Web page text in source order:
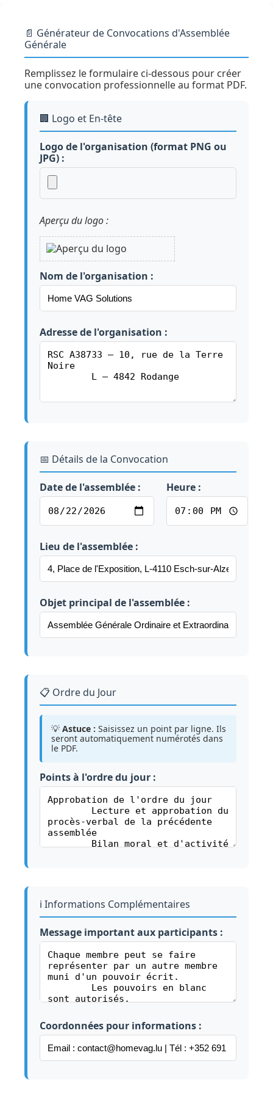
📄 Générateur de Convocations d'Assemblée
Générale
Remplissez le formulaire ci-dessous pour créer
une convocation professionnelle au format PDF.
🏢 Logo et En-tête
Logo de l'organisation (format PNG ou
JPG) :
Aperçu du logo :
Nom de l'organisation :
Adresse de l'organisation :
📅 Détails de la Convocation
Date de l'assemblée : Heure :
Lieu de l'assemblée :
Objet principal de l'assemblée :
📋 Ordre du Jour
💡 Astuce : Saisissez un point par ligne. Ils
seront automatiquement numérotés dans
le PDF.
Points à l'ordre du jour :
ℹ️ Informations Complémentaires
Message important aux participants :
Coordonnées pour informations :